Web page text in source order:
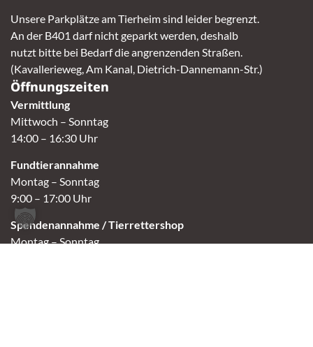
Unsere Parkplätze am Tierheim sind leider begrenzt.
An der B401 darf nicht geparkt werden, deshalb
nutzt bitte bei Bedarf die angrenzenden Straßen.
(Kavallerieweg, Am Kanal, Dietrich-Dannemann-Str.)
Öffnungszeiten
Vermittlung
Mittwoch – Sonntag
14:00 – 16:30 Uhr
Fundtierannahme
Montag – Sonntag
9:00 – 17:00 Uhr
Spendenannahme / Tierrettershop
Montag – Sonntag